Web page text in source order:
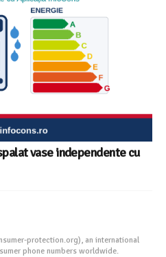
vase independente cu
protection.org), an international
phone numbers worldwide.